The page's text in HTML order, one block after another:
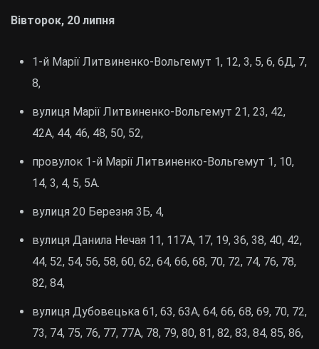
Вівторок, 20 липня
1-й Марії Литвиненко-Вольгемут 1, 12, 3, 5, 6, 6Д, 7,
8,
вулиця Марії Литвиненко-Вольгемут 21, 23, 42,
42А, 44, 46, 48, 50, 52,
провулок 1-й Марії Литвиненко-Вольгемут 1, 10,
14, 3, 4, 5, 5А.
вулиця 20 Березня 3Б, 4,
вулиця Данила Нечая 11, 117А, 17, 19, 36, 38, 40, 42,
44, 52, 54, 56, 58, 60, 62, 64, 66, 68, 70, 72, 74, 76, 78,
82, 84,
вулиця Дубовецька 61, 63, 63А, 64, 66, 68, 69, 70, 72,
73, 74, 75, 76, 77, 77А, 78, 79, 80, 81, 82, 83, 84, 85, 86,